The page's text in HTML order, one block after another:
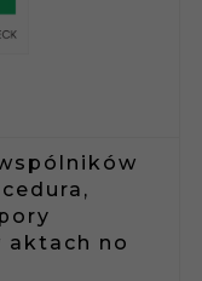
aktach no